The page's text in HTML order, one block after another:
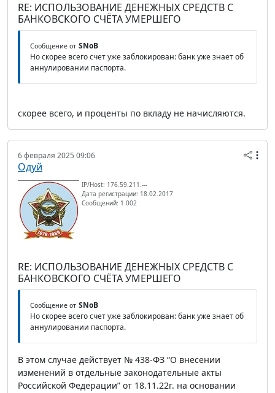
RE: ИСПОЛЬЗОВАНИЕ ДЕНЕЖНЫХ СРЕДСТВ С
БАНКОВСКОГО СЧЁТА УМЕРШЕГО
Сообщение от SNoB
Но скорее всего счет уже заблокирован: банк уже знает об
аннулировании паспорта.
скорее всего, и проценты по вкладу не начисляются.
6 февраля 2025 09:06
Одуй
IP/Host: 176.59.211.---
Дата регистрации: 18.02.2017
Сообщений: 1 002
RE: ИСПОЛЬЗОВАНИЕ ДЕНЕЖНЫХ СРЕДСТВ С
БАНКОВСКОГО СЧЁТА УМЕРШЕГО
Сообщение от SNoB
Но скорее всего счет уже заблокирован: банк уже знает об
аннулировании паспорта.
В этом случае действует № 438-ФЗ “О внесении
изменений в отдельные законодательные акты
Российской Федерации” от 18.11.22г. на основании